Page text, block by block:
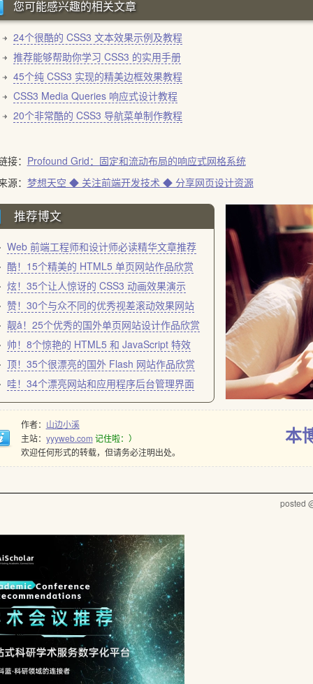
您可能感兴趣的相关文章
24个很酷的 CSS3 文本效果示例及教程
推荐能够帮助你学习 CSS3 的实用手册
45个纯 CSS3 实现的精美边框效果教程
CSS3 Media Queries 响应式设计教程
20个非常酷的 CSS3 导航菜单制作教程
接： Profound Grid：固定和流动布局的响应式网格系统
源： 梦想天空 ◆ 关注前端开发技术 ◆ 分享网页设计资源
推荐博文
Web 前端工程师和设计师必读精华文章推荐
酷！15个精美的 HTML5 单页网站作品欣赏
炫！35个让人惊讶的 CSS3 动画效果演示
赞！30个与众不同的优秀视差滚动效果网站
靓å！25个优秀的国外单页网站设计作品欣赏
帅！8个惊艳的 HTML5 和 JavaScript 特效
顶！35个很漂亮的国外 Flash 网站作品欣赏
哇！34个漂亮网站和应用程序后台管理界面
本
作者： 山边小溪
主站： yyyweb.com 记住啦：）
欢迎任何形式的转载，但请务必注明出处。
posted